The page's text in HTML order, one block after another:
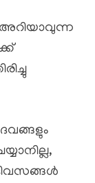
അറിയാവുന്ന